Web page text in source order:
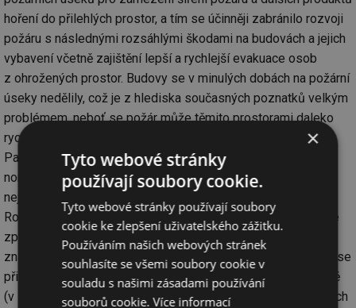
hoření do přilehlých prostor, a tím se účinněji zabránilo rozvoji
požáru s následnými rozsáhlými škodami na budovách a jejich
vybavení včetně zajištění lepší a rychlejší evakuace osob
z ohrožených prostor. Budovy se v minulých dobách na požární
úseky nedělily, což je z hlediska současných poznatků velkým
problémem, neboť se požár může těmito prostorami daleko
rychleji šířit. Následné škody mohou být pak nevyčíslitelné.
Památkový objekt je často z hlediska právních předpisů a
norem brán jako jeden požární úsek. Jednotlivá poschodí
nejsou od sebe oddělena požárně odolnými konstrukcemi.
Rozsáhlá schodiště vedou celým objektem, což znamená, že
zplodiny hoření z požáru se mohou šířit těmito prostorami a
značně ztížit evakuaci osob i následný požární zásah. Proto se
při rozsáhlejších rekonstrukcích památkové objekty částečně
(v souladu s památkovou péčí) začaly rozdělovat do požárních
×
Tyto webové stránky
používají soubory cookie.
Tyto webové stránky používají soubory
cookie ke zlepšení uživatelského zážitku.
Používáním našich webových stránek
souhlasíte se všemi soubory cookie v
souladu s našimi zásadami používání
souborů cookie.Více informací